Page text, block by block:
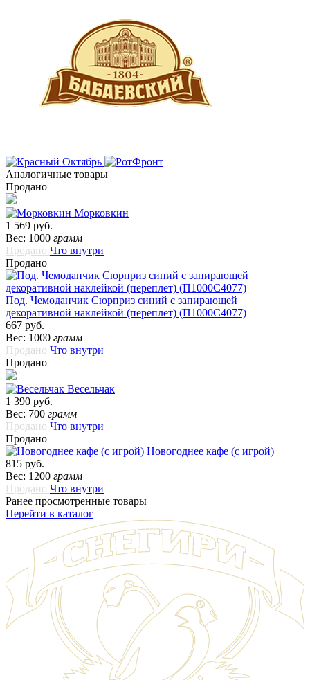
Аналогичные товары
Продано
Морковкин
1 569 руб.
Вес: 1000 грамм
Продано Что внутри
Продано
Под. Чемоданчик Сюрприз синий с запирающей
декоративной наклейкой (переплет) (П1000С4077)
667 руб.
Вес: 1000 грамм
Продано Что внутри
Продано
Весельчак
1 390 руб.
Вес: 700 грамм
Продано Что внутри
Продано
Новогоднее кафе (с игрой)
815 руб.
Вес: 1200 грамм
Продано Что внутри
Ранее просмотренные товары
Перейти в каталог